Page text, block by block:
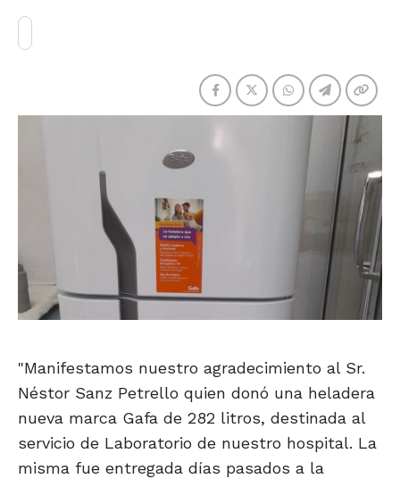
"Manifestamos nuestro agradecimiento al Sr.
Néstor Sanz Petrello quien donó una heladera
nueva marca Gafa de 282 litros, destinada al
servicio de Laboratorio de nuestro hospital. La
misma fue entregada días pasados a la